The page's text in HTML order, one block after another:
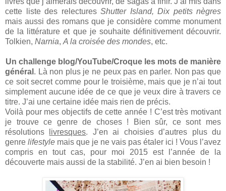
cette liste des relectures Shutter Island, Dix petits nègres
mais aussi des romans que je considère comme monument
de la littérature et que je souhaite définitivement découvrir.
Tolkien, Narnia, A la croisée des mondes, etc.
Un challenge blog/YouTube/Croque les mots de manière
général . Là non plus je ne peux pas en parler. Non pas que
ce soit secret comme pour le troisième, mais que je n’ai tout
simplement aucune idée de ce que je veux dire à travers ce
titre. J’ai une certaine idée mais rien de précis.
Voilà pour mes objectifs de cette année ! C’est très motivant
je trouve ce genre de choses ! Bien sûr, ce sont mes
résolutions
livresques. J’en ai choisies d’autres plus du
genre lifestyle mais que je ne vais pas étaler ici ! Vous l’avez
compris en tout cas, pour moi 2015 est l’année de la
découverte mais aussi de la stabilité. J’en ai bien besoin !